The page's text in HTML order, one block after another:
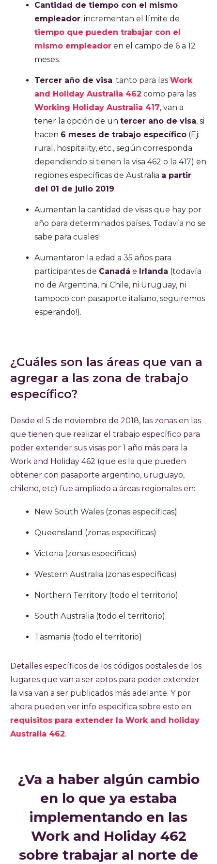
Cantidad de tiempo con el mismo
empleador: incrementan el límite de
tiempo que pueden trabajar con el
mismo empleador en el campo de 6 a 12
meses.
Tercer año de visa: tanto para las Work
and Holiday Australia 462 como para las
Working Holiday Australia 417, van a
tener la opción de un tercer año de visa, si
hacen 6 meses de trabajo específico (Ej:
rural, hospitality, etc., según corresponda
dependiendo si tienen la visa 462 o la 417) en
regiones específicas de Australia a partir
del 01 de julio 2019.
Aumentan la cantidad de visas que hay por
año para determinados países. Todavía no se
sabe para cuales!
Aumentaron la edad a 35 años para
participantes de Canadá e Irlanda (todavía
no de Argentina, ni Chile, ni Uruguay, ni
tampoco con pasaporte italiano, seguiremos
esperando!).
¿Cuáles son las áreas que van a
agregar a las zona de trabajo
específico?
Desde el 5 de noviembre de 2018, las zonas en las
que tienen que realizar el trabajo específico para
poder extender sus visas por 1 año más para la
Work and Holiday 462 (que es la que pueden
obtener con pasaporte argentino, uruguayo,
chileno, etc) fue ampliado a áreas regionales en:
New South Wales (zonas específicas)
Queensland (zonas específicas)
Victoria (zonas específicas)
Western Australia (zonas específicas)
Northern Territory (todo el territorio)
South Australia (todo el territorio)
Tasmania (todo el territorio)
Detalles específicos de los códigos postales de los
lugares que van a ser aptos para poder extender
la visa van a ser publicados más adelante. Y por
ahora pueden ver info específica sobre esto en
requisitos para extender la Work and holiday
Australia 462.
¿Va a haber algún cambio
en lo que ya estaba
implementando en las
Work and Holiday 462
sobre trabajar al norte de